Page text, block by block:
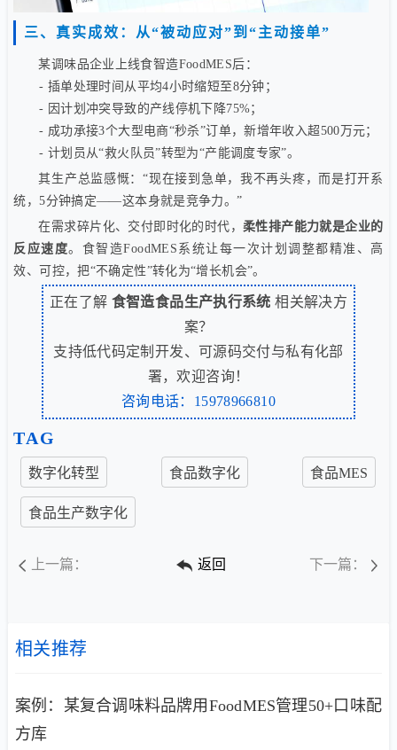
三、真实成效：从“被动应对”到“主动接单”
某调味品企业上线食智造FoodMES后：
- 插单处理时间从平均4小时缩短至8分钟；
- 因计划冲突导致的产线停机下降75%；
- 成功承接3个大型电商“秒杀”订单，新增年收入超500万元；
- 计划员从“救火队员”转型为“产能调度专家”。
其生产总监感慨：“现在接到急单，我不再头疼，而是打开系
统，5分钟搞定——这本身就是竞争力。”
在需求碎片化、交付即时化的时代，柔性排产能力就是企业的
反应速度。食智造FoodMES系统让每一次计划调整都精准、高
效、可控，把“不确定性”转化为“增长机会”。
正在了解 食智造食品生产执行系统 相关解决方
案？
支持低代码定制开发、可源码交付与私有化部
署，欢迎咨询！
咨询电话：15978966810
TAG
数字化转型 食品数字化 食品MES
食品生产数字化
上一篇： 返回 下一篇：
相关推荐
案例：某复合调味料品牌用FoodMES管理50+口味配
方库